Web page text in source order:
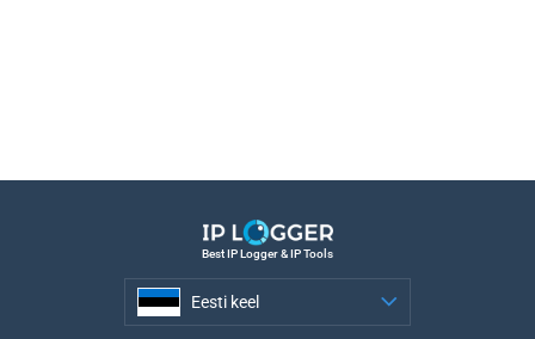
Best IP Logger & IP Tools
Eesti keel